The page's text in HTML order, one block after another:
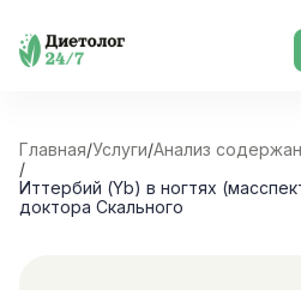
Skip
Главная/Услуги/Анализ
/
Иттербий (Yb) в ногтях
доктора Скального